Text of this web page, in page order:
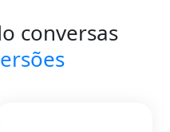
conversas